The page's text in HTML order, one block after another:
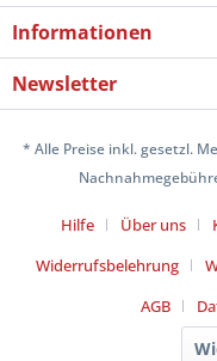
Informationen
Newsletter
* Alle Preise inkl. gesetzl.
Hilfe Über uns
Widerrufsbelehrung
AGB